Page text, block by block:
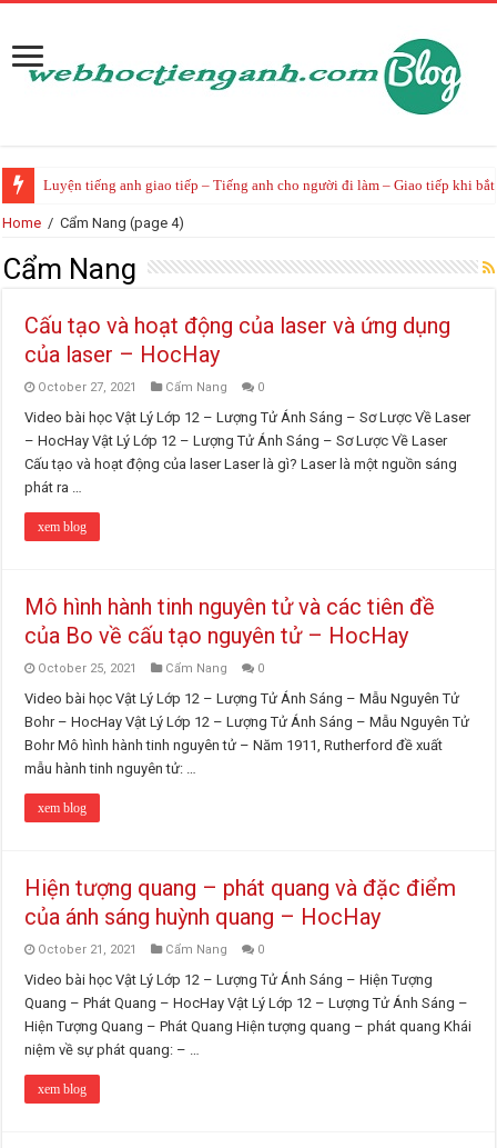
Luyện tiếng anh giao tiếp – Tiếng anh cho người đi làm – Giao tiếp khi bắt
Home / Cẩm Nang (page 4)
Cẩm Nang
Cấu tạo và hoạt động của laser và ứng dụng
của laser – HocHay
October 27, 2021 Cẩm Nang 0
Video bài học Vật Lý Lớp 12 – Lượng Tử Ánh Sáng – Sơ Lược Về Laser
– HocHay Vật Lý Lớp 12 – Lượng Tử Ánh Sáng – Sơ Lược Về Laser
Cấu tạo và hoạt động của laser Laser là gì? Laser là một nguồn sáng
phát ra …
xem blog
Mô hình hành tinh nguyên tử và các tiên đề
của Bo về cấu tạo nguyên tử – HocHay
October 25, 2021 Cẩm Nang 0
Video bài học Vật Lý Lớp 12 – Lượng Tử Ánh Sáng – Mẫu Nguyên Tử
Bohr – HocHay Vật Lý Lớp 12 – Lượng Tử Ánh Sáng – Mẫu Nguyên Tử
Bohr Mô hình hành tinh nguyên tử – Năm 1911, Rutherford đề xuất
mẫu hành tinh nguyên tử: …
xem blog
Hiện tượng quang – phát quang và đặc điểm
của ánh sáng huỳnh quang – HocHay
October 21, 2021 Cẩm Nang 0
Video bài học Vật Lý Lớp 12 – Lượng Tử Ánh Sáng – Hiện Tượng
Quang – Phát Quang – HocHay Vật Lý Lớp 12 – Lượng Tử Ánh Sáng –
Hiện Tượng Quang – Phát Quang Hiện tượng quang – phát quang Khái
niệm về sự phát quang: – …
xem blog